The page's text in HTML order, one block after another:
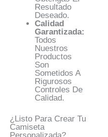
Resultado
Deseado.
Calidad
Garantizada:
Todos
Nuestros
Productos
Son
Sometidos A
Rigurosos
Controles De
Calidad.
¿Listo Para Crear Tu
Camiseta